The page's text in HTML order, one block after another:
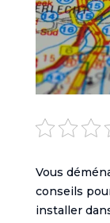
Vous
conseils
installer